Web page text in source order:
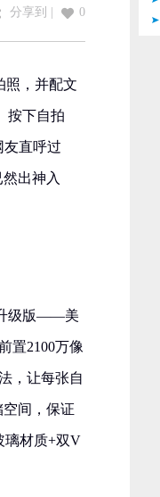
分享到 0
照，并配文
按下自拍
友直呼过
出神入
升级版——美
置2100万像
，让每张自
间，保证
璃材质+双V